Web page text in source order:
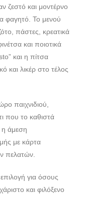
ζεστό και μοντέρνο
φαγητό. Το μενού
πάστες, κρεατικά
και ποιοτικά
και η πίτσα
και λικέρ στο τέλος
παιχνιδιού,
που το καθιστά
η άμεση
με κάρτα
πελατών.
για όσους
και φιλόξενο